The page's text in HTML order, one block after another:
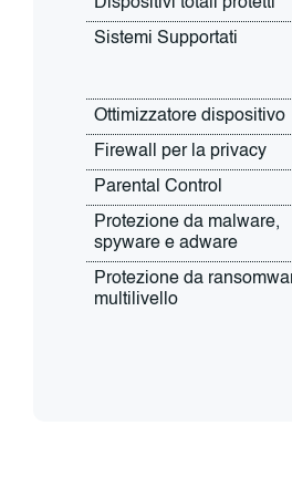
Dispositivi totali protetti
Sistemi Supportati
Ottimizzatore dispositivo
Firewall per la privacy
Parental Control
Protezione da malware,
spyware e adware
Protezione da
multilivello